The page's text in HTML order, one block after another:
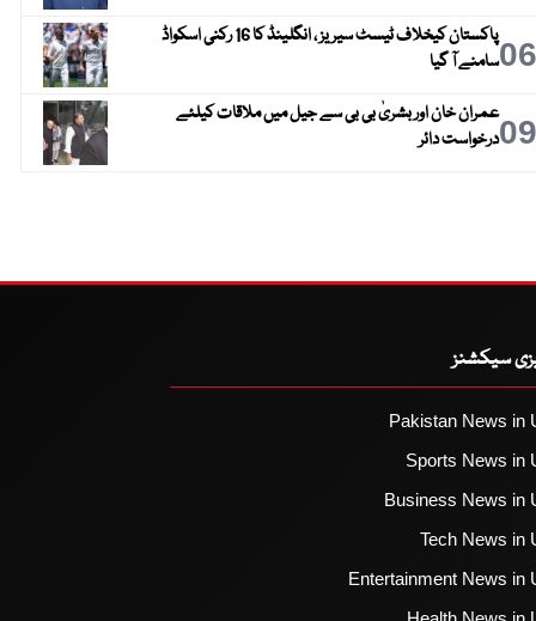
06
پاکستان کیخلاف ٹیسٹ سیریز ، انگلینڈ کا 16 رکنی اسکواڈ
سامنے آ گیا
09عمران خان اور بشریٰ بی بی سے جیل میں ملاقات کیلئے
درخواست دائر
سیکشنز
Pakistan News in
Sports News in
Business News in
Tech News in
Entertainment News in